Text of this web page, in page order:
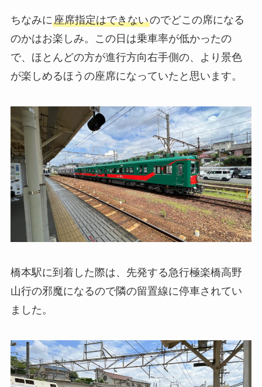
ちなみに座席指定はできないのでどこの席になる
のかはお楽しみ。この日は乗車率が低かったの
で、ほとんどの方が進行方向右手側の、より景色
が楽しめるほうの座席になっていたと思います。
橋本駅に到着した際は、先発する急行極楽橋高野
山行の邪魔になるので隣の留置線に停車されてい
ました。